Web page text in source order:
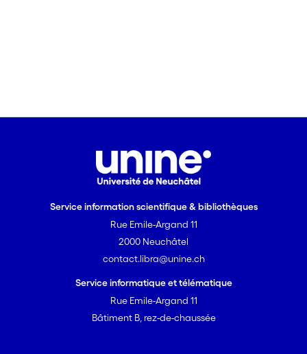
Service information scientifique & bibliothèques
Rue Emile-Argand 11
2000 Neuchâtel
contact.libra@unine.ch
Service informatique et télématique
Rue Emile-Argand 11
Bâtiment B, rez-de-chaussée